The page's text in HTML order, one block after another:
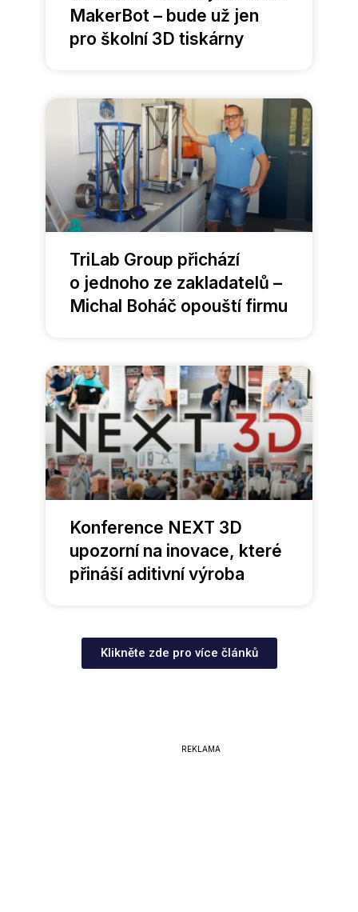
MakerBot – bude už jen
pro školní 3D tiskárny
TriLab Group přichází
o jednoho ze zakladatelů –
Michal Boháč opouští firmu
Konference NEXT 3D
upozorní na inovace, které
přináší aditivní výroba
Klikněte zde pro více článků
REKLAMA